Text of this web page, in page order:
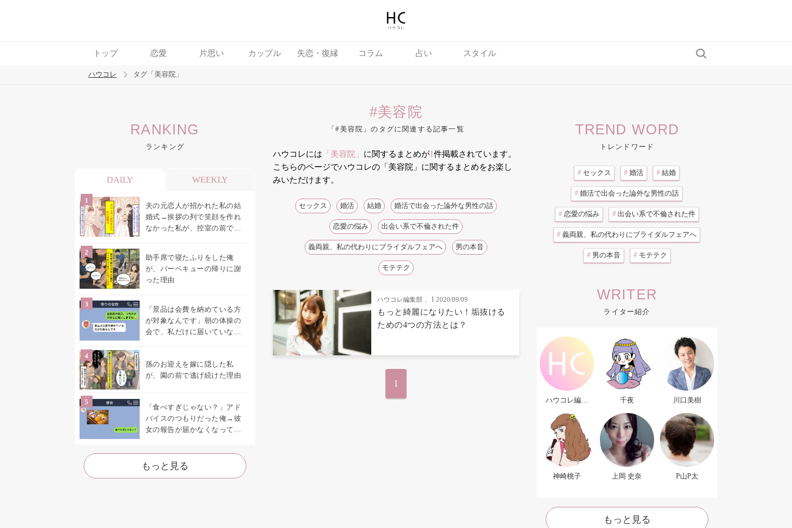
トップ 恋愛 片思い カップル 失恋・復縁 コラム 占い スタイル
トレンド ワード
モテテク 婚活
ハウコレ タグ「美容院」
RANKING
ランキング
DAILY WEEKLY
夫の元恋人が招かれた私の結
婚式→挨拶の列で笑顔を作れ
なかった私が、控室の前で彼
助手席で寝たふりをした俺
が、バーベキューの帰りに謝
った理由
「景品は会費を納めている方
が対象なんです」朝の体操の
会で、私だけに届いていなか
孫のお迎えを嫁に隠した私
が、園の前で逃げ続けた理由
「食べすぎじゃない？」アド
バイスのつもりだった俺→彼
女の報告が届かなくなって、
た
もっと見る
#美容院
「#美容院」のタグに関連する記事一覧
ハウコレには 「美容院」 に関するまとめが1 件掲載されています。
こちらのページでハウコレの「美容院」に関するまとめをお楽し
みいただけます。
セックス 婚活 結婚 婚活で出会った論外な男性の話
恋愛の悩み 出会い系で不倫された件
義両親、私の代わりにブライダルフェアへ 男の本音
モテテク
ハウコレ編集部． 2020/09/09
もっと綺麗になりたい！垢抜ける
ための4つの方法とは？
1
TREND WORD
トレンドワード
# セックス # 婚活 # 結婚
# 婚活で出会った論外な男性の話
# 恋愛の悩み # 出会い系で不倫された件
# 義両親、私の代わりにブライダルフェアへ
# 男の本音 # モテテク
WRITER
ライター紹介
ハウコレ編集
千夜 川口美樹
神崎桃子 上岡 史奈 P山P太
もっと見る